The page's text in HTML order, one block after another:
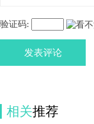
验证码:
发表评论
相关推荐